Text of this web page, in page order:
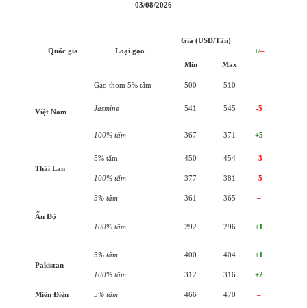
03/08/2026
Quốc gia Loại gạo
Giá (USD/Tấn)
+/–
Min
Max
Việt Nam
Gạo thơm 5% tấm 500 510 –
Jasmine 541 545 -5
100% tấm 367 371 +5
Thái Lan
5% tấm 450 454 -3
100% tấm 377 381 -5
Ấn Độ
5% tấm 361 365 –
100% tấm 292 296 +1
Pakistan
5% tấm 400 404 +1
100% tấm 312 316 +2
Miến Điện 5% tấm 466 470 –